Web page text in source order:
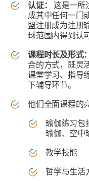
认证：这是一所
成其中任何一门
盟注册成为注册
球范围内得到认
课程时长及形式：
合的方式，既灵
课堂学习、指导
下辅导环节。
他们全面课程的
瑜伽练习包
瑜伽、空中
教学技能
哲学与生活